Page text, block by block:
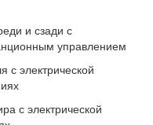
и сзади с
управлением
с электрической
с электрической